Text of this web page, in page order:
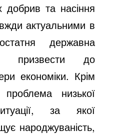
добрив та насіння
актуальними в
державна
призвести до
економіки. Крім
низької
за якої
народжуваність,